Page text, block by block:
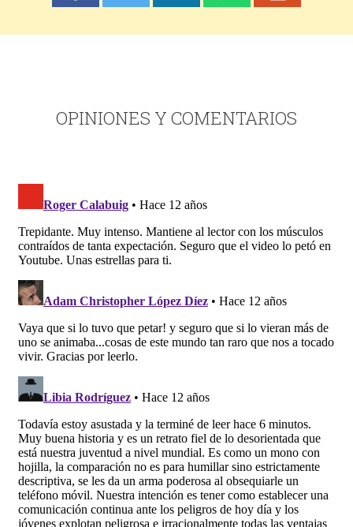
OPINIONES Y COMENTARIOS